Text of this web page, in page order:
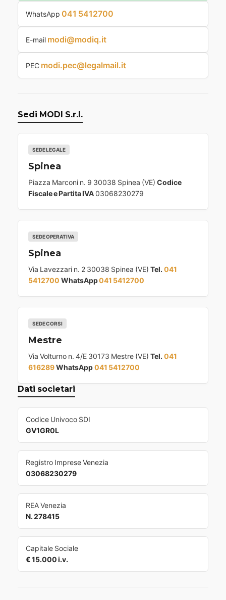
WhatsApp 041 5412700
E-mail modi@modiq.it
PEC modi.pec@legalmail.it
Sedi MODI S.r.l.
SEDE LEGALE
Spinea
Piazza Marconi n. 9 30038 Spinea (VE) Codice
Fiscale e Partita IVA03068230279
SEDE OPERATIVA
Spinea
Via Lavezzari n. 2 30038 Spinea (VE) Tel. 041
5412700 WhatsApp041 5412700
SEDE CORSI
Mestre
Via Volturno n. 4/E 30173 Mestre (VE) Tel. 041
616289WhatsApp041 5412700
Dati societari
Codice Univoco SDI
GV1GR0L
Registro Imprese Venezia
03068230279
REA Venezia
N. 278415
Capitale Sociale
€ 15.000 i.v.